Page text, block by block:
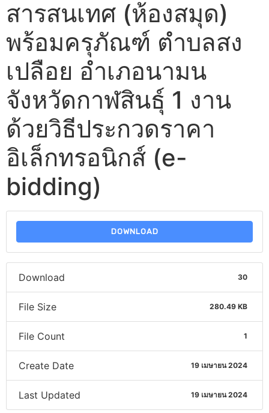
สารสนเทศ (ห้องสมุด)
พร้อมครุภัณฑ์ ตำบลสง
เปลือย อำเภอนามน
จังหวัดกาฬสินธุ์ 1 งาน
ด้วยวิธีประกวดราคา
อิเล็กทรอนิกส์ (e-
bidding)
DOWNLOAD
Download 30
File Size 280.49 KB
File Count 1
Create Date 19 เมษายน 2024
Last Updated 19 เมษายน 2024